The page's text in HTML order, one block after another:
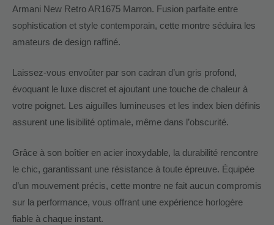
Armani New Retro AR1675 Marron. Fusion parfaite entre
sophistication et style contemporain, cette montre séduira les
amateurs de design raffiné.
Laissez-vous envoûter par son cadran d’un gris profond,
évoquant le luxe discret et ajoutant une touche de chaleur à
votre poignet. Les aiguilles lumineuses et les index bien définis
assurent une lisibilité optimale, même dans l’obscurité.
Grâce à son boîtier en acier inoxydable, la durabilité rencontre
le chic, garantissant une résistance à toute épreuve. Équipée
d’un mouvement précis, cette montre ne fait aucun compromis
sur la performance, vous offrant une expérience horlogère
fiable à chaque instant.